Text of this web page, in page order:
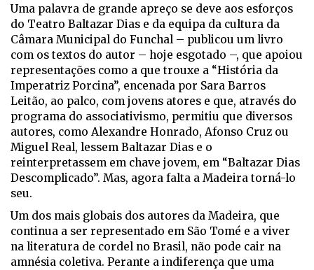
Uma palavra de grande apreço se deve aos esforços
do Teatro Baltazar Dias e da equipa da cultura da
Câmara Municipal do Funchal – publicou um livro
com os textos do autor – hoje esgotado –, que apoiou
representações como a que trouxe a “História da
Imperatriz Porcina”, encenada por Sara Barros
Leitão, ao palco, com jovens atores e que, através do
programa do associativismo, permitiu que diversos
autores, como Alexandre Honrado, Afonso Cruz ou
Miguel Real, lessem Baltazar Dias e o
reinterpretassem em chave jovem, em “Baltazar Dias
Descomplicado”. Mas, agora falta a Madeira torná-lo
seu.
Um dos mais globais dos autores da Madeira, que
continua a ser representado em São Tomé e a viver
na literatura de cordel no Brasil, não pode cair na
amnésia coletiva. Perante a indiferença que uma